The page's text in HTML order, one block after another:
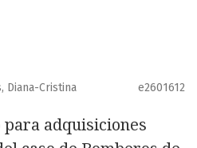
Diana-Cristina
e2601612
adquisiciones